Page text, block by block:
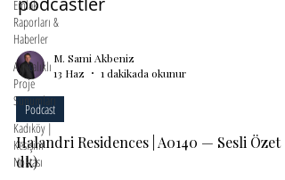
Emlak
Raporları &
Haberler
Ayrıcalıklı
Proje
Sunumları
Kadıköy |
Kesişim
Noktası
M. Sami Akbeniz
13 Haz
1 dakikada okunur
Podcast
Halandri Residences | A0140 — Sesli Özet
dk)